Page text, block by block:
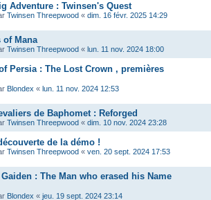
Adventure : Twinsen's Quest
Twinsen Threepwood « dim. 16 févr. 2025 14:29
of Mana
Twinsen Threepwood « lun. 11 nov. 2024 18:00
Persia : The Lost Crown , premières
Blondex « lun. 11 nov. 2024 12:53
de Baphomet : Reforged
Twinsen Threepwood « dim. 10 nov. 2024 23:28
de la démo !
Twinsen Threepwood « ven. 20 sept. 2024 17:53
: The Man who erased his Name
Blondex « jeu. 19 sept. 2024 23:14